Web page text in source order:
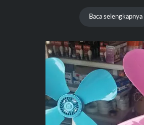
Baca selengkapnya